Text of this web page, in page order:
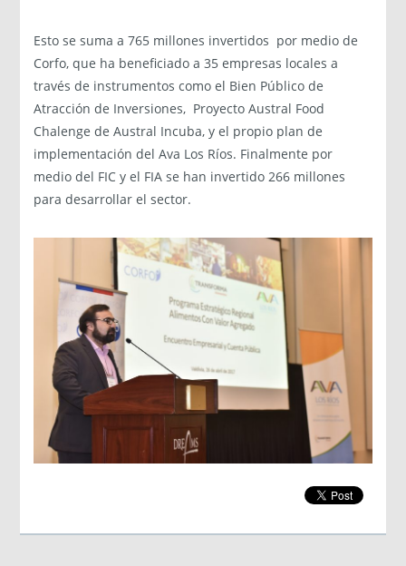
Esto se suma a 765 millones invertidos por medio de
Corfo, que ha beneficiado a 35 empresas locales a
través de instrumentos como el Bien Público de
Atracción de Inversiones, Proyecto Austral Food
Chalenge de Austral Incuba, y el propio plan de
implementación del Ava Los Ríos. Finalmente por
medio del FIC y el FIA se han invertido 266 millones
para desarrollar el sector.